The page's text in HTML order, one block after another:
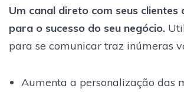
Um canal direto com seus clientes
para o sucesso do seu negócio.
para se comunicar traz inúmeras
Aumenta a personalização das